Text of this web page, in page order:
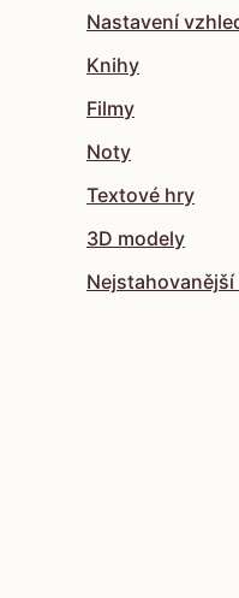
Nastavení
Knihy
Filmy
Noty
Textové hry
3D modely
Nejstahovanější